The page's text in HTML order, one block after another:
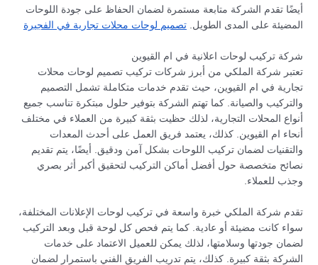
أيضًا تقدم الشركة متابعة مستمرة لضمان الحفاظ على جودة اللوحات
المضيئة على المدى الطويل.تصميم لوحات محلات تجارية في الفجيرة
شركة تركيب لوحات اعلانية في ام القيوين
تعتبر شركة الملكي من أبرز شركات تركيب تصميم لوحات محلات
تجارية في ام القيوين، حيث تقدم خدمات متكاملة تشمل التصميم
والتركيب والصيانة. كما تهتم الشركة بتوفير حلول مبتكرة تناسب جميع
أنواع المحلات التجارية، لذلك حظيت بثقة كبيرة من العملاء في مختلف
أنحاء ام القيوين. كذلك، يعتمد فريق العمل على أحدث المعدات
والتقنيات لضمان تركيب اللوحات بشكل آمن ودقيق. أيضًا، يتم تقديم
نصائح متخصصة حول أفضل أماكن التركيب لتحقيق أكبر أثر بصري
وجذب للعملاء.
تقدم شركة الملكي خبرة واسعة في تركيب لوحات الإعلانات المختلفة،
سواء كانت مضيئة أو عادية. كما يتم فحص كل لوحة قبل وبعد التركيب
لضمان جودتها وسلامتها، لذلك يمكن للعميل الاعتماد على خدمات
الشركة بثقة كبيرة. كذلك، يتم تدريب الفريق الفني باستمرار لضمان